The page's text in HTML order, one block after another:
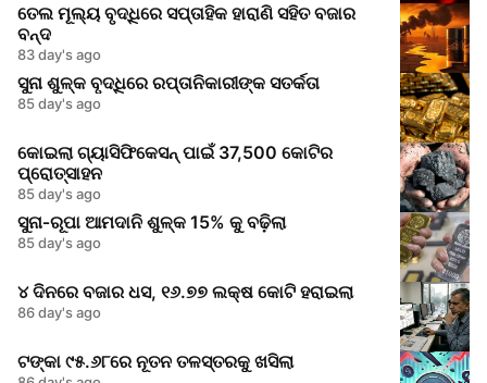
ତେଲ ମୂଲ୍ୟ ବୃଦ୍ଧିରେ ସପ୍ତାହିକ ହାରାଣି ସହିତ ବଜାର
ବନ୍ଦ
83 day's ago
ସୁନା ଶୁଳ୍କ ବୃଦ୍ଧିରେ ରପ୍ତାନିକାରୀଙ୍କ ସତର୍କତା
85 day's ago
କୋଇଲା ଗ୍ୟାସିଫିକେସନ୍‌ ପାଇଁ 37,500 କୋଟିର
ପ୍ରୋତ୍ସାହନ
85 day's ago
ସୁନା‑ରୂପା ଆମଦାନି ଶୁଳ୍କ 15% କୁ ବଢ଼ିଲା
85 day's ago
୪ ଦିନରେ ବଜାର ଧସ, ୧୬.୭୭ ଲକ୍ଷ କୋଟି ହରାଇଲା
86 day's ago
ଟଙ୍କା ୯୫.୬୮ରେ ନୂତନ ତଳସ୍ତରକୁ ଖସିଲା